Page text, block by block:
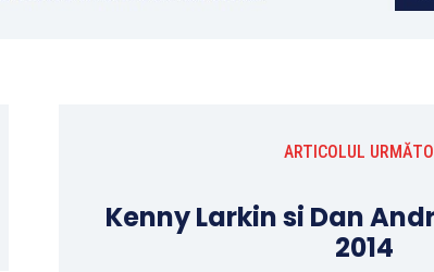
ARTICOLUL
Kenny Larkin si Dan
2014